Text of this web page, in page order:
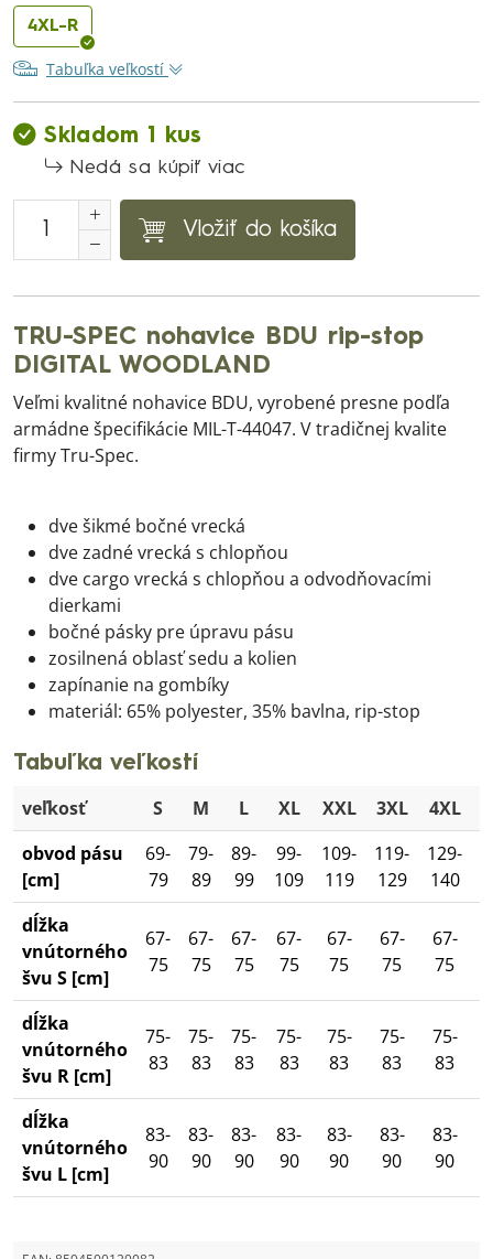
4XL-R
Tabuľka veľkostí
Skladom 1 kus
Nedá sa kúpiť viac
Vložiť do košíka
TRU-SPEC nohavice BDU rip-stop
DIGITAL WOODLAND
Veľmi kvalitné nohavice BDU, vyrobené presne podľa
armádne špecifikácie MIL-T-44047. V tradičnej kvalite
firmy Tru-Spec.
dve šikmé bočné vrecká
dve zadné vrecká s chlopňou
dve cargo vrecká s chlopňou a odvodňovacími
dierkami
bočné pásky pre úpravu pásu
zosilnená oblasť sedu a kolien
zapínanie na gombíky
materiál: 65% polyester, 35% bavlna, rip-stop
Tabuľka veľkostí
veľkosť S M L XL XXL 3XL 4XL
obvod pásu
[cm]
69-
79
79-
89
89-
99
99-
109
109-
119
119-
129
129-
140
dĺžka
vnútorného
švu S [cm]
67-
75
67-
75
67-
75
67-
75
67-
75
67-
75
67-
75
dĺžka
vnútorného
švu R [cm]
75-
83
75-
83
75-
83
75-
83
75-
83
75-
83
75-
83
dĺžka
vnútorného
švu L [cm]
83-
90
83-
90
83-
90
83-
90
83-
90
83-
90
83-
90